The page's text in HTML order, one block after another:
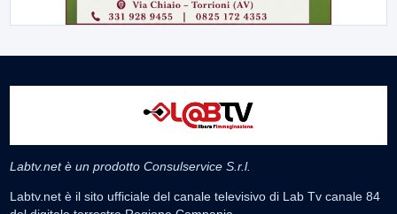
Labtv.net è un prodotto Consulservice S.r.l.
Labtv.net è il sito ufficiale del canale televisivo di Lab Tv canale 84